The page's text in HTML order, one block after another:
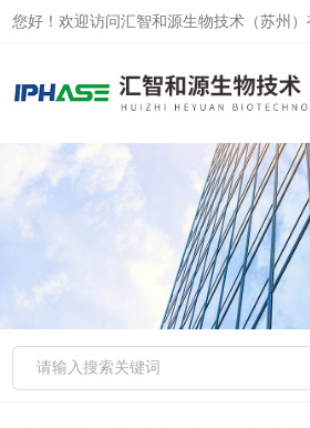
您好！欢迎访问汇智和源生物技术（苏州）